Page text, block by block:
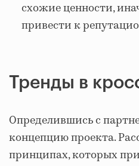
схожие ценности,
привести к
Тренды в
Определившись с
концепцию проекта.
принципах, которых